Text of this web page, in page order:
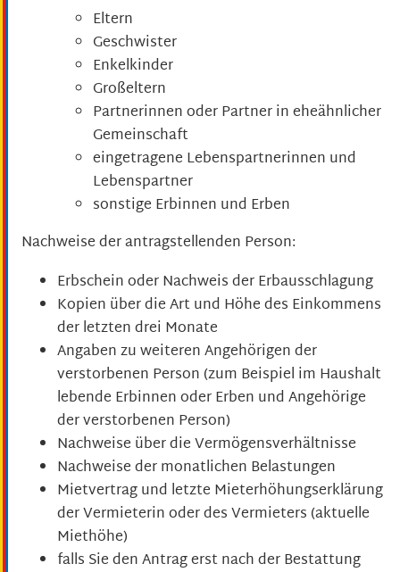
Eltern
Geschwister
Enkelkinder
Großeltern
Partnerinnen oder Partner in eheähnlicher
Gemeinschaft
eingetragene Lebenspartnerinnen und
Lebenspartner
sonstige Erbinnen und Erben
Nachweise der antragstellenden Person:
Erbschein oder Nachweis der Erbausschlagung
Kopien über die Art und Höhe des Einkommens
der letzten drei Monate
Angaben zu weiteren Angehörigen der
verstorbenen Person (zum Beispiel im Haushalt
lebende Erbinnen oder Erben und Angehörige
der verstorbenen Person)
Nachweise über die Vermögensverhältnisse
Nachweise der monatlichen Belastungen
Mietvertrag und letzte Mieterhöhungserklärung
der Vermieterin oder des Vermieters (aktuelle
Miethöhe)
falls Sie den Antrag erst nach der Bestattung